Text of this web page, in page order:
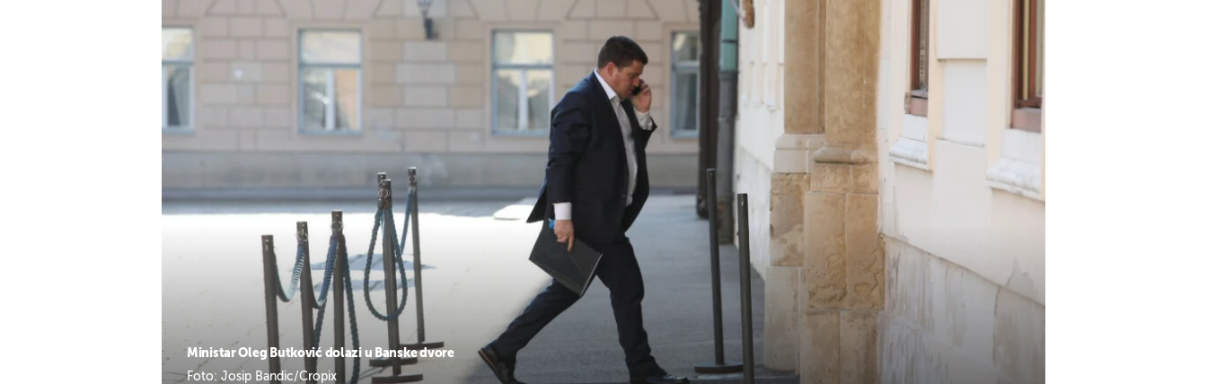
Ministar Oleg Butković dolazi u Banske dvore
Foto: Josip Bandic/Cropix